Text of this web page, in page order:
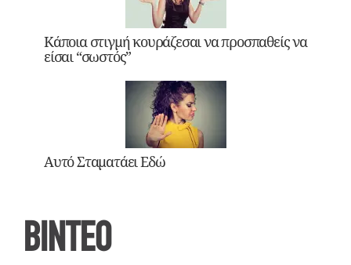
Κάποια στιγμή κουράζεσαι να προσπαθείς να
είσαι “σωστός”
Αυτό Σταματάει Εδώ
ΒΙΝΤΕΟ